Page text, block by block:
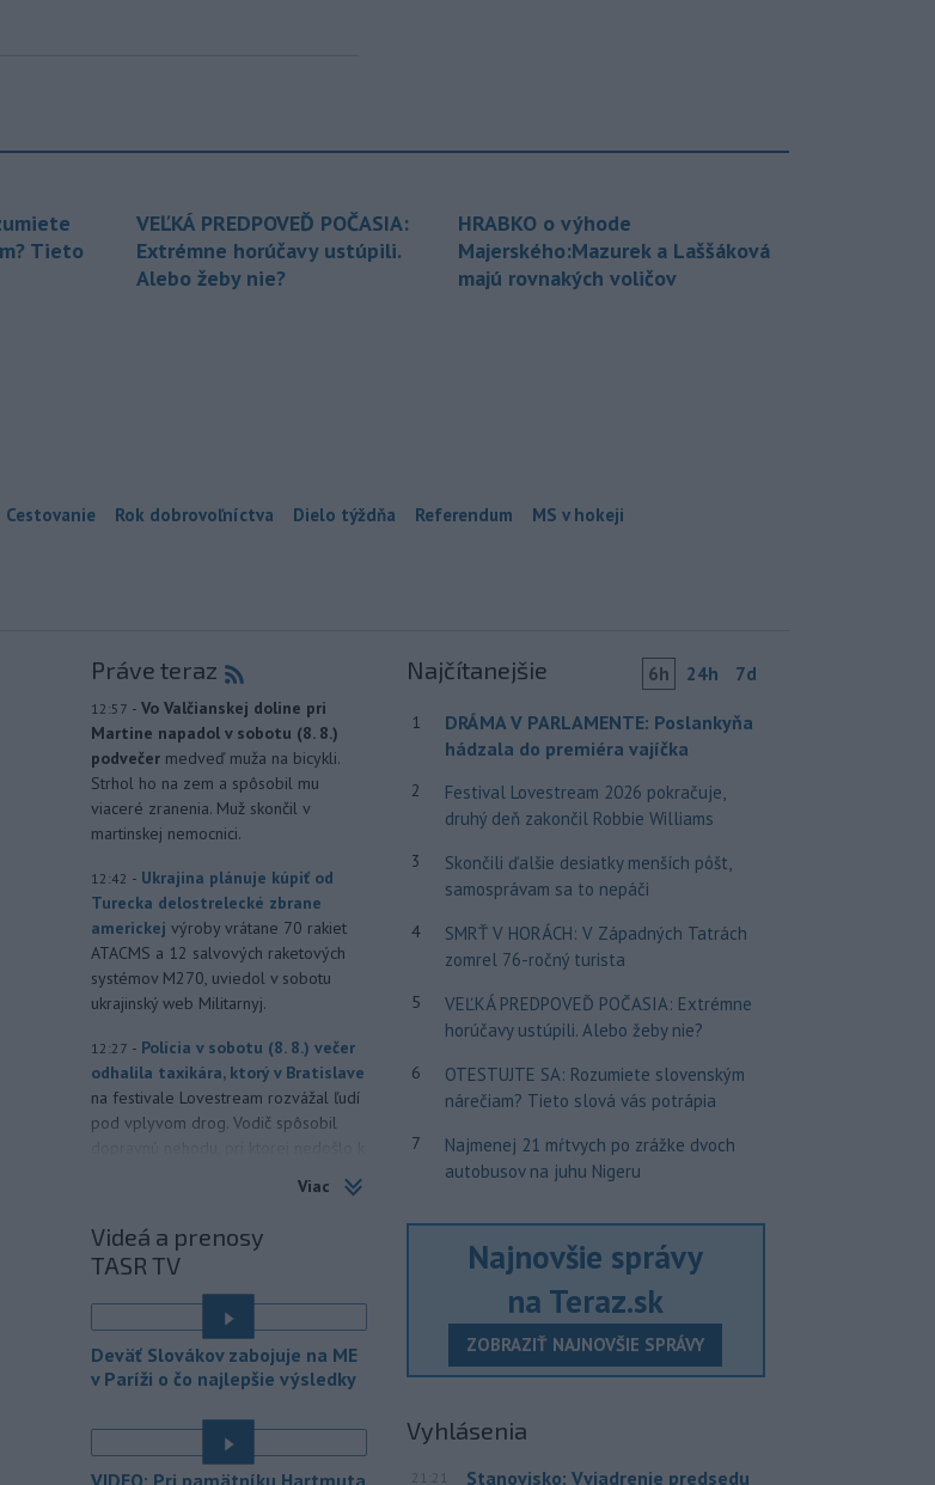
Tieto
VEĽKÁ PREDPOVEĎ POČASIA:
Extrémne horúčavy ustúpili.
Alebo žeby nie?
HRABKO o výhode
Majerského:Mazurek a Laššáková
majú rovnakých voličov
Cestovanie Rok dobrovoľníctva Dielo týždňa Referendum MS v hokeji
Práve teraz
12:57 - Vo Valčianskej doline pri
Martine napadol v sobotu (8. 8.)
podvečer medveď muža na bicykli.
Strhol ho na zem a spôsobil mu
viaceré zranenia. Muž skončil v
martinskej nemocnici.
12:42 - Ukrajina plánuje kúpiť od
Turecka delostrelecké zbrane
americkej výroby vrátane 70 rakiet
ATACMS a 12 salvových raketových
systémov M270, uviedol v sobotu
ukrajinský web Militarnyj.
12:27 - Polícia v sobotu (8. 8.) večer
odhalila taxikára, ktorý v Bratislave
na festivale Lovestream rozvážal ľudí
pod vplyvom drog. Vodič spôsobil
polícia odhalila prítomnosť THC.
12:22 - Iránske Revolučné gardy v
nedeľu vyhlásili, že neotvoria
prieliv, kým Spojené štáty
neprijmú všetky podmienky Teheránu
vrátane kompenzácie za vojnové
škody. TASR o tom informuje podľa
správy agentúry AFP.
Minister zdravotníctva
Kamil Šaško (Hlas-SD) už má podľa
Viac
Videá a prenosy
TASR TV
Deväť Slovákov zabojuje na ME
v Paríži o čo najlepšie výsledky
VIDEO: Pri pamätníku Hartmuta
Najčítanejšie 6h 24h 7d
1
DRÁMA V PARLAMENTE: Poslankyňa
hádzala do premiéra vajíčka
2
Festival Lovestream 2026 pokračuje,
druhý deň zakončil Robbie Williams
3
Skončili ďalšie desiatky menších pôšt,
samosprávam sa to nepáči
4
SMRŤ V HORÁCH: V Západných Tatrách
zomrel 76-ročný turista
5
VEĽKÁ PREDPOVEĎ POČASIA: Extrémne
horúčavy ustúpili. Alebo žeby nie?
6
OTESTUJTE SA: Rozumiete slovenským
nárečiam? Tieto slová vás potrápia
7
Najmenej 21 mŕtvych po zrážke dvoch
autobusov na juhu Nigeru
Najnovšie správy
na Teraz.sk
ZOBRAZIŤ NAJNOVŠIE SPRÁVY
Vyhlásenia
21:21 Stanovisko: Vyjadrenie predsedu